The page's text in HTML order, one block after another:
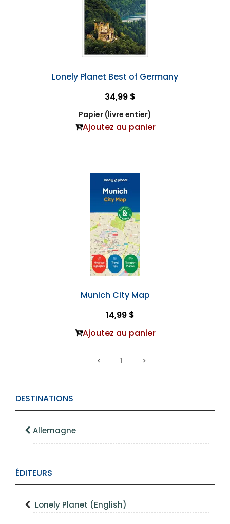
DESTINATIONS
Allemagne
ÉDITEURS
Lonely Planet (English)
Lonely Planet Best of Germany
34,99 $
Papier (livre entier)
Ajoutez au panier
Munich City Map
14,99 $
Ajoutez au panier
1